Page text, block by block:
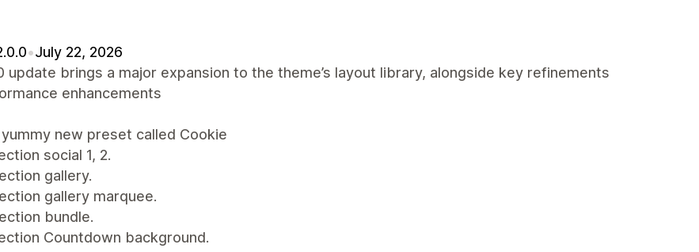
•July 22, 2026
update brings a major expansion to the theme’s layout library, alongside key refinements
enhancements
new preset called Cookie
social 1, 2.
gallery.
gallery marquee.
bundle.
Countdown background.